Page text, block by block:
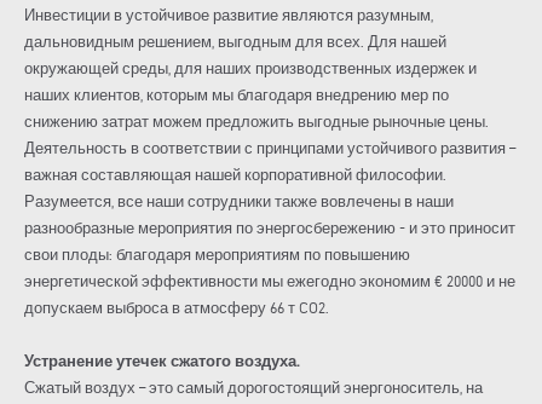
Инвестиции в устойчивое развитие являются разумным,
дальновидным решением, выгодным для всех. Для нашей
окружающей среды, для наших производственных издержек и
наших клиентов, которым мы благодаря внедрению мер по
снижению затрат можем предложить выгодные рыночные цены.
Деятельность в соответствии с принципами устойчивого развития –
важная составляющая нашей корпоративной философии.
Разумеется, все наши сотрудники также вовлечены в наши
разнообразные мероприятия по энергосбережению - и это приносит
свои плоды: благодаря мероприятиям по повышению
энергетической эффективности мы ежегодно экономим € 20000 и не
допускаем выброса в атмосферу 66 т CO2.
Устранение утечек сжатого воздуха.
Сжатый воздух – это самый дорогостоящий энергоноситель, на